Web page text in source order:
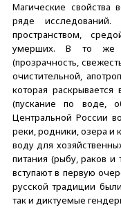
Магические
ряде
пространством,
умерших. В то же
(прозрачность,
очистительной,
которая
(пускание по воде,
Центральной России
реки, родники, озера и
воду для
питания (рыбу, раков и
вступают в первую
русской традиции
так и диктуемые